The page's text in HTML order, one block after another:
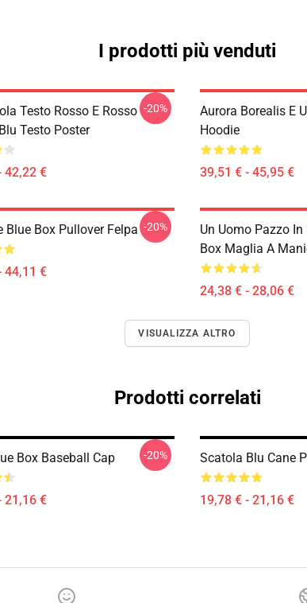
I prodotti più venduti
Testo Rosso E Rosso
Testo Poster
42,22 €
-20%
Aurora Borealis E
Hoodie
39,51 € - 45,95 €
Blue Box Pullover Felpa
44,11 €
-20%
Un Uomo Pazzo
Box Maglia A
24,38 € - 28,06 €
VISUALIZZA ALTRO
Prodotti correlati
Box Baseball Cap
21,16 €
-20% Scatola Blu Cane
19,78 € - 21,16 €